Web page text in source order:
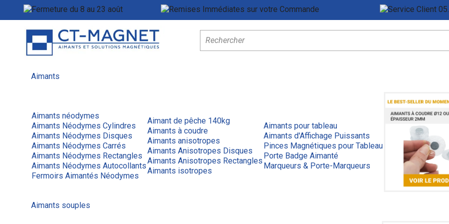
Fermeture du 8 au 23 août Remises Immédiates sur votre Commande
Aimants
Aimants néodymes
Aimants Néodymes Cylindres
Aimants Néodymes Disques
Aimants Néodymes Carrés
Aimants Néodymes Rectangles
Aimants Néodymes Autocollants
Fermoirs Aimantés Néodymes
Aimant de pêche 140kg
Aimants à coudre
Aimants anisotropes
Aimants Anisotropes Disques
Aimants Anisotropes Rectangles
Aimants isotropes
Aimants pour tableau
Aimants d'Affichage Puissants
Pinces Magnétiques pour Tableau
Porte Badge Aimanté
Marqueurs & Porte-Marqueurs
Aimants souples